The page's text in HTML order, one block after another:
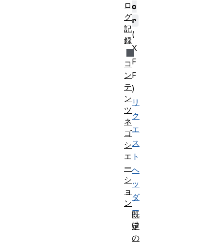
o
r
(
X
F
F
)
リ
ク
エ
ス
ト
ヘ
ッ
ダ
ー
は
、
ロ
グ
記
録
コ
ン
テ
ン
ツ
ネ
ゴ
シ
エ
ー
シ
ョ
ン
既
定
の